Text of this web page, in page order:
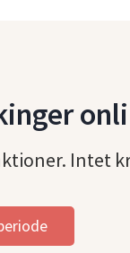
Intet